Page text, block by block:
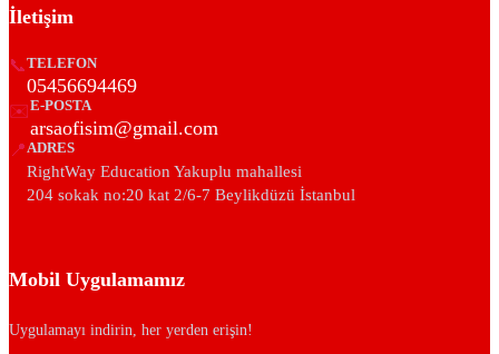
İletişim
📞TELEFON
05456694469
✉️E-POSTA
arsaofisim@gmail.com
📍ADRES
RightWay Education Yakuplu mahallesi
204 sokak no:20 kat 2/6-7 Beylikdüzü İstanbul
Mobil Uygulamamız
Uygulamayı indirin, her yerden erişin!